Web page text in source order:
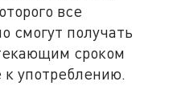
все
смогут получать
сроком
употреблению.